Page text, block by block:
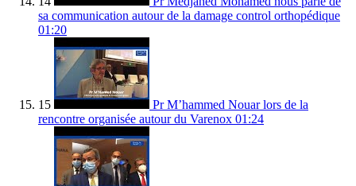
sa communication autour de la damage control orthopédique
01:20
15
Pr M’hammed Nouar lors de la
rencontre organisée autour du Varenox 01:24